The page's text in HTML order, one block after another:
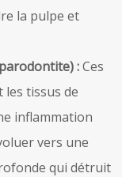
la pulpe et
:Ces
tissus de
inflammation
vers une
qui détruit